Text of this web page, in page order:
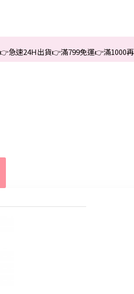
急速24H出貨👉滿799免運👉滿1000